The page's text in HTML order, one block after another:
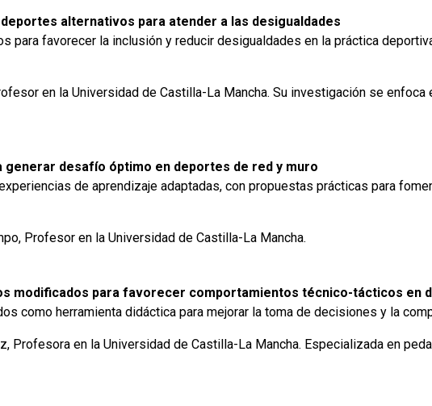
alternativos para atender a las desigualdades
para favorecer la inclusión y reducir desigualdades en la práctica
en la Universidad de Castilla-La Mancha. Su investigación se
generar desafío óptimo en deportes de red y muro
de aprendizaje adaptadas, con propuestas prácticas para
Profesor en la Universidad de Castilla-La Mancha.
modificados para favorecer comportamientos técnico-tácticos en
como herramienta didáctica para mejorar la toma de decisiones y la
Profesora en la Universidad de Castilla-La Mancha. Especializada en